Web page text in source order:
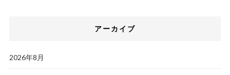
アーカイブ
2026年8月